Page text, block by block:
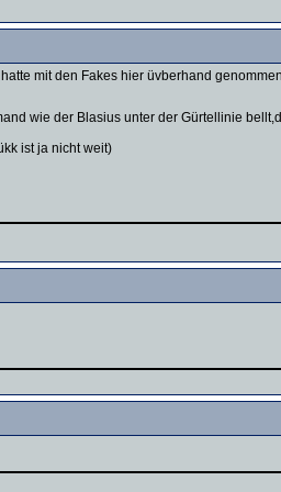
mit den Fakes hier üvberhand
wie der Blasius unter der Gürtellinie
ist ja nicht weit)